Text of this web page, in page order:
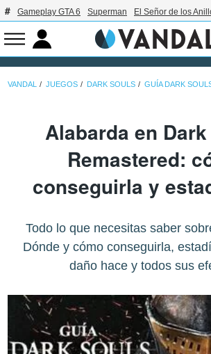
Gameplay GTA 6 Superman El Señor de los
VANDAL JUEGOS DARK SOULS GUÍA DARK
Alabarda en
Remastered:
conseguirla y
Todo lo que necesitas saber
Dónde y cómo conseguirla,
daño hace y todos sus